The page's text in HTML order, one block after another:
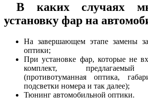
В каких случаях
установку фар на
На завершающем этапе замены
оптики;
При установке фар, которые не
комплект, предлагаемый
(противотуманная оптика,
подсветки номера и так далее);
Тюнинг автомобильной оптики.